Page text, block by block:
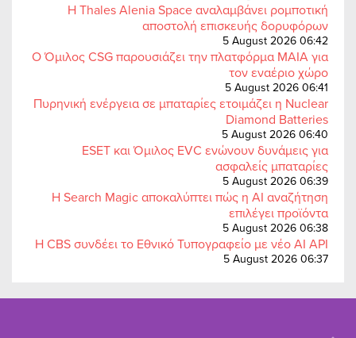
Η Thales Alenia Space αναλαμβάνει ρομποτική
αποστολή επισκευής δορυφόρων
5 August 2026 06:42
Ο Όμιλος CSG παρουσιάζει την πλατφόρμα MAIA για
τον εναέριο χώρο
5 August 2026 06:41
Πυρηνική ενέργεια σε μπαταρίες ετοιμάζει η Nuclear
Diamond Batteries
5 August 2026 06:40
ESET και Όμιλος EVC ενώνουν δυνάμεις για
ασφαλείς μπαταρίες
5 August 2026 06:39
Η Search Magic αποκαλύπτει πώς η AI αναζήτηση
επιλέγει προϊόντα
5 August 2026 06:38
Η CBS συνδέει το Εθνικό Τυπογραφείο με νέο AI API
5 August 2026 06:37